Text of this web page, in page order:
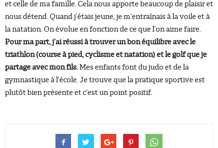
et celle de ma famille. Cela nous apporte beaucoup de plaisir et
nous détend. Quand j’étais jeune, je m’entraînais à la voile et à
la natation. On évolue en fonction de ce que l’on aime faire.
Pour ma part, j’ai réussi à trouver un bon équilibre avec le
triathlon (course à pied, cyclisme et natation) et le golf que je
partage avec mon fils. Mes enfants font du judo et de la
gymnastique à l’école. Je trouve que la pratique sportive est
plutôt bien présente et c’est un point positif.